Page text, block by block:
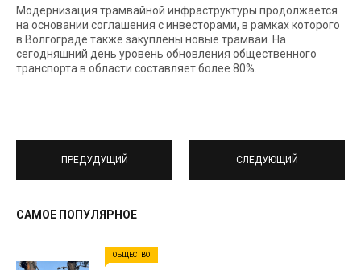
Модернизация трамвайной инфраструктуры продолжается
на основании соглашения с инвесторами, в рамках которого
в Волгограде также закуплены новые трамваи. На
сегодняшний день уровень обновления общественного
транспорта в области составляет более 80%.
ПРЕДУДУЩИЙ СЛЕДУЮЩИЙ
САМОЕ ПОПУЛЯРНОЕ
ОБЩЕСТВО